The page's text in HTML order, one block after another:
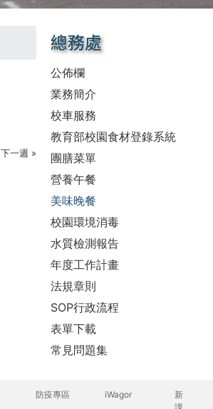
下一週 »
總務處
公佈欄
業務簡介
校車服務
教育部校園食材登錄系統
團膳菜單
營養午餐
美味晚餐
校園環境消毒
水質檢測報告
年度工作計畫
法規章則
SOP行政流程
表單下載
常見問題集
防疫專區 iWagor
新